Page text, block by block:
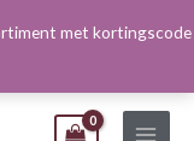
met kortingscode